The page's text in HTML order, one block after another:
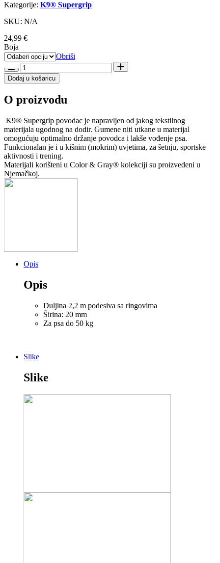
Kategorije: K9® Supergrip
SKU: N/A
24,99 €
Boja
Obriši
Color
&
Gray®
povodac
2,2
m
Podesivi
količina
Dodaj u košaricu
O proizvodu
K9® Supergrip povodac je napravljen od jakog tekstilnog
materijala ugodnog na dodir. Gumene niti utkane u materijal
omogućuju optimalno držanje povodca i lakše vođenje psa.
Funkcionalan je i u kišnim (mokrim) uvjetima, za šetnju, sportske
aktivnosti i trening.
Materijali korišteni u Color & Gray® kolekciji su proizvedeni u
Njemačkoj.
Opis
Opis
Duljina 2,2 m podesiva sa ringovima
Širina: 20 mm
Za psa do 50 kg
Slike
Slike